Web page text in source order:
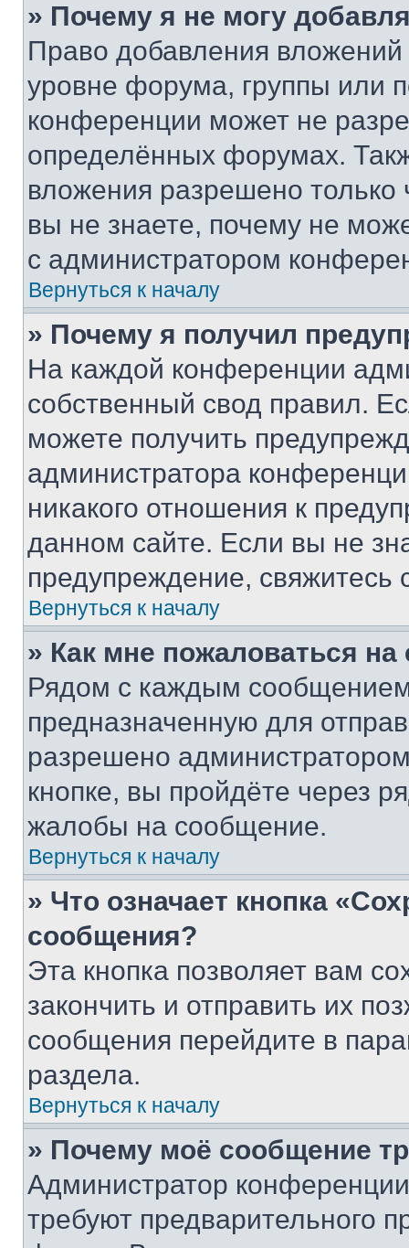
» Почему я не могу
Право добавления
уровне форума, группы или
конференции может не
определённых форумах.
вложения разрешено
вы не знаете, почему не
с администратором
Вернуться к началу
» Почему я получил
На каждой конференции
собственный свод правил.
можете получить
администратора
никакого отношения к
данном сайте. Если вы не
предупреждение,
Вернуться к началу
» Как мне пожаловаться
Рядом с каждым сообщением
предназначенную для
разрешено
кнопке, вы пройдёте через
жалобы на сообщение.
Вернуться к началу
» Что означает кнопка
сообщения?
Эта кнопка позволяет вам
закончить и отправить их
сообщения перейдите в
раздела.
Вернуться к началу
» Почему моё сообщение
Администратор
требуют предварительного